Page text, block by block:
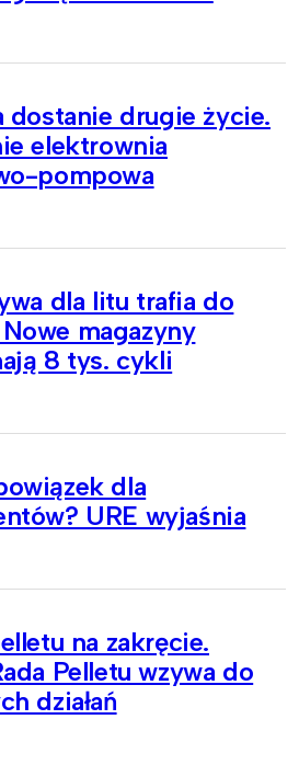
dostanie drugie życie.
elektrownia
pompowa
dla litu trafia do
magazyny
8 tys. cykli
dla
URE wyjaśnia
na zakręcie.
Pelletu wzywa do
działań